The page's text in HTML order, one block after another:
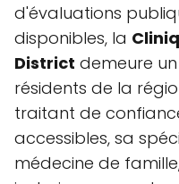
d'évaluations
disponibles, la
District demeure
résidents de la
traitant de
accessibles, sa
médecine de